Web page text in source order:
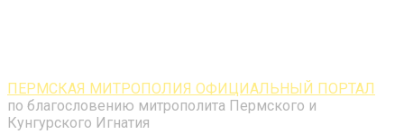
ПЕРМСКАЯ МИТРОПОЛИЯ ОФИЦИАЛЬНЫЙ ПОРТАЛ
по благословению митрополита Пермского и
Кунгурского Игнатия